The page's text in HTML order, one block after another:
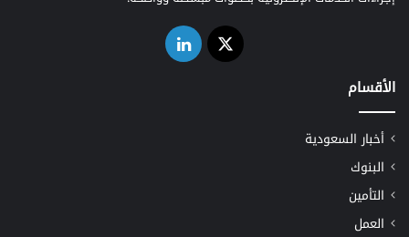
‫X لينكدإن
الأقسام
أخبار السعودية
البنوك
التأمين
العمل